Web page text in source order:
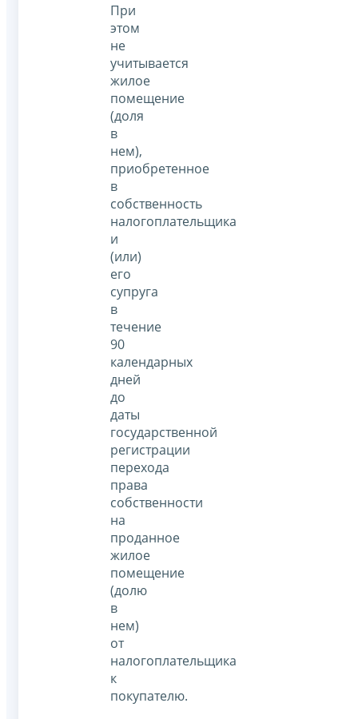
При
этом
не
учитывается
жилое
помещение
(доля
в
нем),
приобретенное
в
собственность
налогоплательщика
и
(или)
его
супруга
в
течение
90
календарных
дней
до
даты
государственной
регистрации
перехода
права
собственности
на
проданное
жилое
помещение
(долю
в
нем)
от
налогоплательщика
к
покупателю.